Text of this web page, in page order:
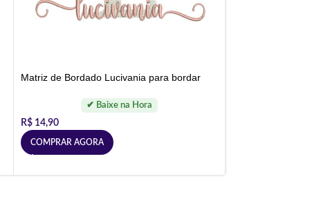
Matriz de Bordado Lucivania para bordar
R$ 14,90
COMPRAR AGORA